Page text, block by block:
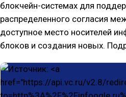
блокчейн-системах для
распределенного согласия
доступное место носителей
блоков и создания новых.